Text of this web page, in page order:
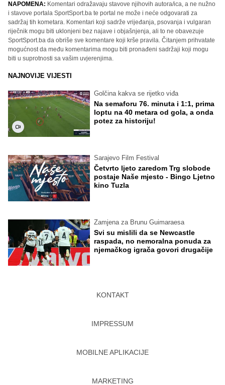
NAPOMENA: Komentari odražavaju stavove njihovih autora/ica, a ne nužno
i stavove portala SportSport.ba te portal ne može i neće odgovarati za
sadržaj tih kometara. Komentari koji sadrže vrijeđanja, psovanja i vulgaran
riječnik mogu biti uklonjeni bez najave i objašnjenja, ali to ne obavezuje
SportSport.ba da obriše sve komentare koji krše pravila. Čitanjem prihvatate
mogućnost da među komentarima mogu biti pronađeni sadržaji koji mogu
biti u suprotnosti sa vašim uvjerenjima.
NAJNOVIJE VIJESTI
Golčina kakva se rijetko viđa
Na semaforu 76. minuta i 1:1, prima
loptu na 40 metara od gola, a onda
potez za historiju!
Sarajevo Film Festival
Četvrto ljeto zaredom Trg slobode
postaje Naše mjesto - Bingo Ljetno
kino Tuzla
Zamjena za Brunu Guimaraesa
Svi su mislili da se Newcastle
raspada, no nemoralna ponuda za
njemačkog igrača govori drugačije
KONTAKT
IMPRESSUM
MOBILNE APLIKACIJE
MARKETING